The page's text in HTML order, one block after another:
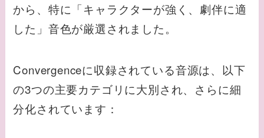
から、特に「キャラクターが強く、劇伴に適
した」音色が厳選されました。
Convergenceに収録されている音源は、以下
の3つの主要カテゴリに大別され、さらに細
分化されています：